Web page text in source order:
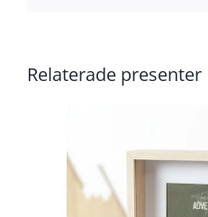
Relaterade presenter